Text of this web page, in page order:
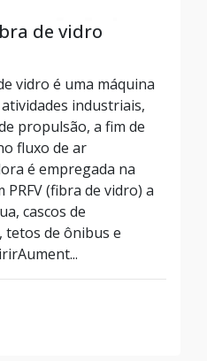
de vidro
vidro é uma máquina
industriais,
propulsão, a fim de
fluxo de ar
é empregada na
PRFV (fibra de vidro) a
cascos de
tetos de ônibus e